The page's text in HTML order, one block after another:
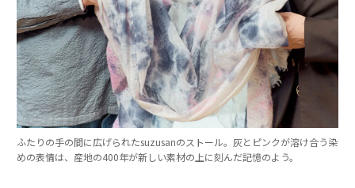
ふたりの手の間に広げられたsuzusanのストール。灰とピンクが溶け合う染
めの表情は、産地の400年が新しい素材の上に刻んだ記憶のよう。